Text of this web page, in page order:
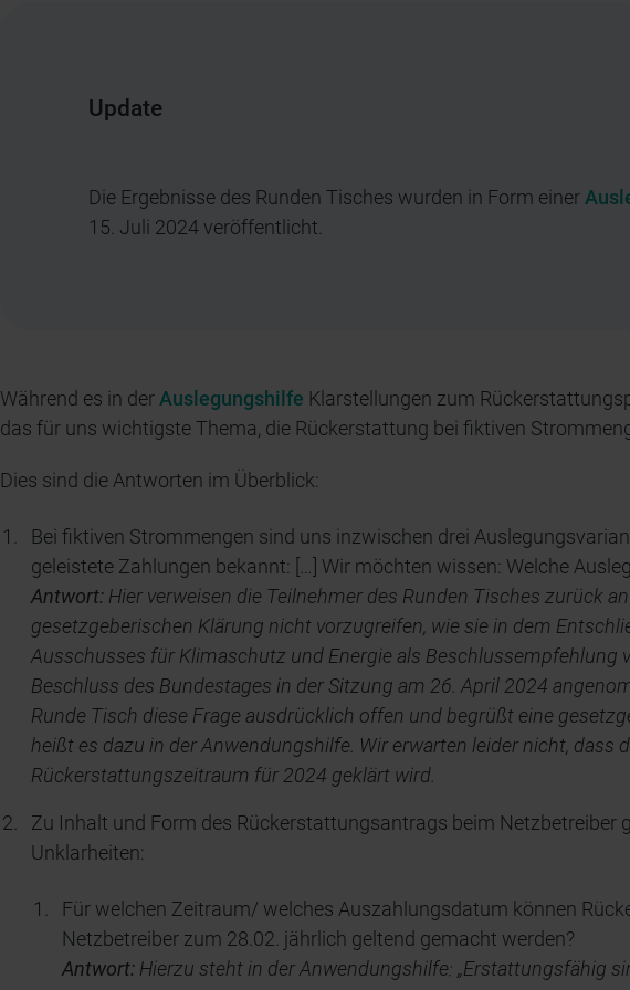
Update
Die Ergebnisse des Runden Tisches wurden in Form einer
15. Juli 2024 veröffentlicht.
Während es in derAuslegungshilfe Klarstellungen zum
das für uns wichtigste Thema, die Rückerstattung bei fiktiven
Dies sind die Antworten im Überblick:
Bei fiktiven Strommengen sind uns inzwischen drei
geleistete Zahlungen bekannt: […] Wir möchten wissen: Welche
Antwort:Hier verweisen die Teilnehmer des Runden Tisches zurück
gesetzgeberischen Klärung nicht vorzugreifen, wie sie in dem
Ausschusses für Klimaschutz und Energie als Beschlussempfehlung
Beschluss des Bundestages in der Sitzung am 26. April 2024
Runde Tisch diese Frage ausdrücklich offen und begrüßt eine
heißt es dazu in der Anwendungshilfe. Wir erwarten leider nicht, dass
Rückerstattungszeitraum für 2024 geklärt wird.
Zu Inhalt und Form des Rückerstattungsantrags beim Netzbetreiber
Unklarheiten:
Für welchen Zeitraum/ welches Auszahlungsdatum können
Netzbetreiber zum 28.02. jährlich geltend gemacht werden?
Antwort:Hierzu steht in der Anwendungshilfe: „Erstattungsfähig